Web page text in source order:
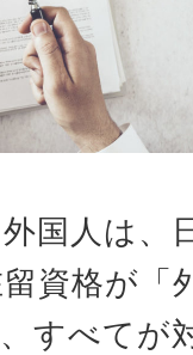
国人は、
資格が「
すべてが